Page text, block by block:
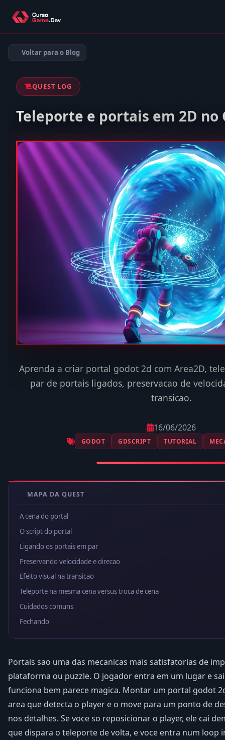
Voltar para o Blog
QUEST LOG
Teleporte e portais em 2D no
Aprenda a criar portal godot 2d com Area2D,
par de portais ligados, preservacao de
transicao.
16/06/2026
GODOT GDSCRIPT TUTORIAL
MAPA DA QUEST
A cena do portal
O script do portal
Ligando os portais em par
Preservando velocidade e direcao
Efeito visual na transicao
Teleporte na mesma cena versus troca de cena
Cuidados comuns
Fechando
Portais sao uma das mecanicas mais satisfatorias de
plataforma ou puzzle. O jogador entra em um lugar e
funciona bem parece magica. Montar um portal godot
area que detecta o player e o move para um ponto de
nos detalhes. Se voce so reposicionar o player, ele cai
que dispara o teleporte de volta, e voce entra num loop